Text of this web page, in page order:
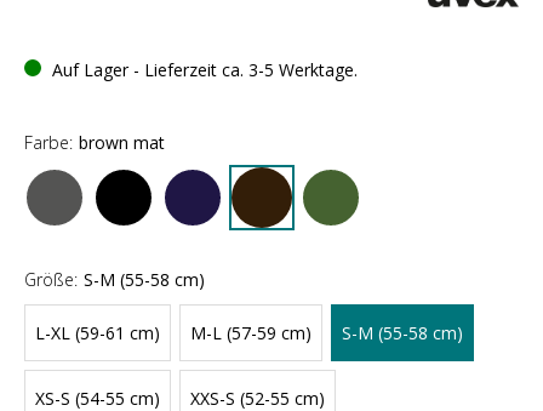
Auf Lager - Lieferzeit ca. 3-5 Werktage.
Farbe: brown mat
Größe: S-M (55-58 cm)
L-XL (59-61 cm) M-L (57-59 cm) S-M (55-58 cm)
XS-S (54-55 cm) XXS-S (52-55 cm)